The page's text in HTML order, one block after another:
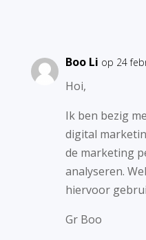
Boo Li op 24
Hoi,
Ik ben bezig
digital
de marketing
analyseren.
hiervoor
Gr Boo